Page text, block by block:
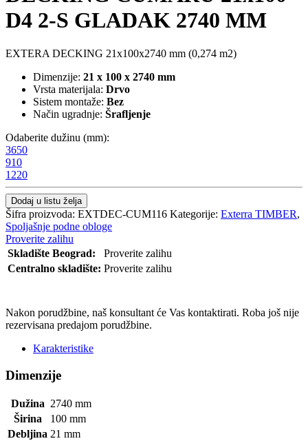
D4 2-S GLADAK 2740 MM
EXTERA DECKING 21x100x2740 mm (0,274 m2)
Dimenzije: 21 x 100 x 2740 mm
Vrsta materijala: Drvo
Sistem montaže: Bez
Način ugradnje: Šrafljenje
Odaberite dužinu (mm):
3650
910
1220
Dodaj u listu želja
Šifra proizvoda: EXTDEC-CUM116 Kategorije: Exterra TIMBER,
Spoljašnje podne obloge
Proverite zalihu
Skladište Beograd:
Proverite zalihu
Centralno skladište: Proverite zalihu
Nakon porudžbine, naš konsultant će Vas kontaktirati. Roba još nije
rezervisana predajom porudžbine.
Karakteristike
Dimenzije
Dužina 2740 mm
Širina
100 mm
Debljina 21 mm